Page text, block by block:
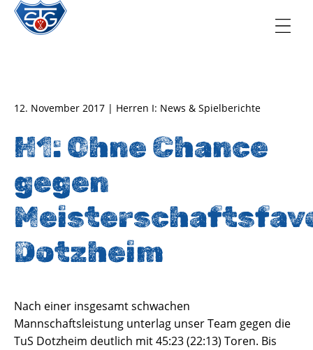
12. November 2017 | Herren I: News & Spielberichte
H1: Ohne Chance
gegen
Dotzheim
Nach einer insgesamt schwachen
Mannschaftsleistung unterlag unser Team gegen die
TuS Dotzheim deutlich mit 45:23 (22:13) Toren. Bis